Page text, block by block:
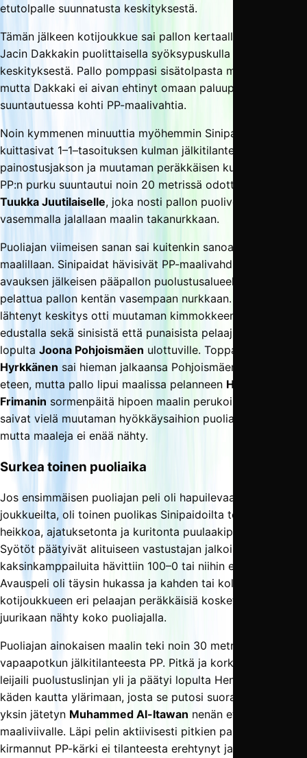
etutolpalle suunnatusta keskityksestä.
Tämän jälkeen kotijoukkue sai pallon kertaalleen tolppaan
Jacin Dakkakin puolittaisella syöksypuskulla
keskityksestä. Pallo pomppasi sisätolpasta maalin eteen,
mutta Dakkaki ei aivan ehtinyt omaan paluupalloonsa sen
suuntautuessa kohti PP-maalivahtia.
Noin kymmenen minuuttia myöhemmin Sinipaidat kuitenkin
kuittasivat 1–1–tasoituksen kulman jälkitilanteesta. Lyhyen
painostusjakson ja muutaman peräkkäisen kulman jälkeen
PP:n purku suuntautui noin 20 metrissä odottaneelle
Tuukka Juutilaiselle, joka nosti pallon puolivolleystä
vasemmalla jalallaan maalin takanurkkaan.
Puoliajan viimeisen sanan sai kuitenkin sanoa PP 1–2–
maalillaan. Sinipaidat hävisivät PP-maalivahdin pitkän
avauksen jälkeisen pääpallon puolustusalueella, ja PP sai
pelattua pallon kentän vasempaan nurkkaan. Nurkasta
lähtenyt keskitys otti muutaman kimmokkeen maalin
edustalla sekä sinisistä että punaisista pelaajista päätyen
lopulta Joona Pohjoismäen ulottuville. Toppari
Hyrkkänen sai hieman jalkaansa Pohjoismäen laukauksen
eteen, mutta pallo lipui maalissa pelanneen Henry
Frimanin sormenpäitä hipoen maalin perukoille. Sinipaidat
saivat vielä muutaman hyökkäysaihion puoliajan lopussa,
mutta maaleja ei enää nähty.
Surkea toinen puoliaika
Jos ensimmäisen puoliajan peli oli hapuilevaa molemmilta
joukkueilta, oli toinen puolikas Sinipaidoilta todella
heikkoa, ajatuksetonta ja kuritonta puulaakipotkupalloilua.
Syötöt päätyivät alituiseen vastustajan jalkoihin,
kaksinkamppailuita hävittiin 100–0 tai niihin ei edes menty.
Avauspeli oli täysin hukassa ja kahden tai kolmen
kotijoukkueen eri pelaajan peräkkäisiä kosketuksia ei
juurikaan nähty koko puoliajalla.
Puoliajan ainokaisen maalin teki noin 30 metristä lähteneen
vapaapotkun jälkitilanteesta PP. Pitkä ja korkea keskitys
leijaili puolustuslinjan yli ja päätyi lopulta Henry Frimanin
käden kautta ylärimaan, josta se putosi suoraan aivan
yksin jätetyn Muhammed Al-Itawan nenän eteen lähes
maaliviivalle. Läpi pelin aktiivisesti pitkien pallojen perässä
kirmannut PP-kärki ei tilanteesta erehtynyt ja viimeisteli